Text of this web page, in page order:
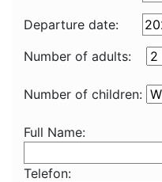
Departure date:
Number of adults:
Number of children:
Full Name:
Telefon: